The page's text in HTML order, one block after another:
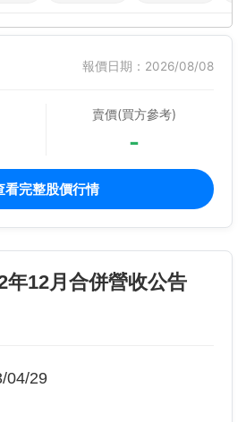
報價日期：2026/08/08
賣價(買方參考)
-
看完整股價行情
年12月合併營收公告
04/29